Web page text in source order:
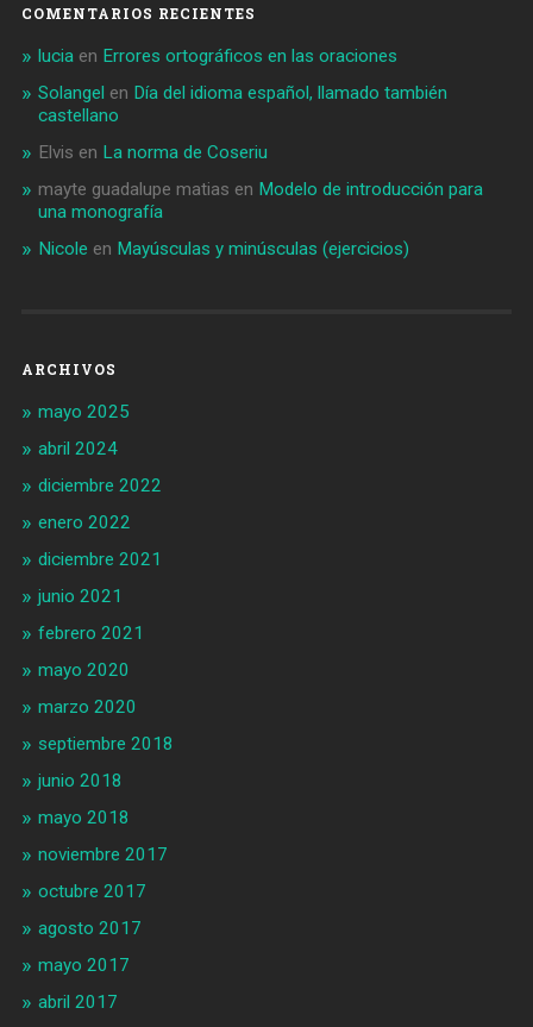
COMENTARIOS RECIENTES
luciaen Errores ortográficos en las oraciones
Solangel en Día del idioma español, llamado también
castellano
Elvis en La norma de Coseriu
mayte guadalupe matias en Modelo de introducción para
una monografía
Nicole en Mayúsculas y minúsculas (ejercicios)
ARCHIVOS
mayo 2025
abril 2024
diciembre 2022
enero 2022
diciembre 2021
junio 2021
febrero 2021
mayo 2020
marzo 2020
septiembre 2018
junio 2018
mayo 2018
noviembre 2017
octubre 2017
agosto 2017
mayo 2017
abril 2017